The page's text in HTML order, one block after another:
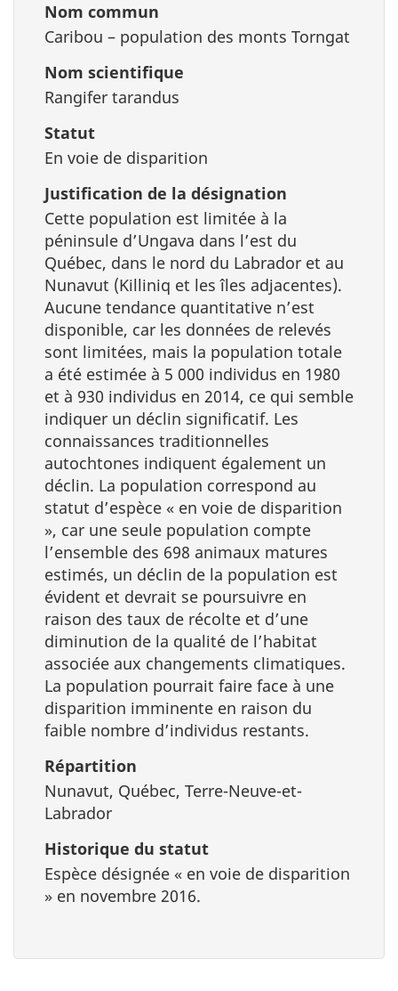
Nom commun
Caribou – population des monts Torngat
Nom scientifique
Rangifer tarandus
Statut
En voie de disparition
Justification de la désignation
Cette population est limitée à la
péninsule d’Ungava dans l’est du
Québec, dans le nord du Labrador et au
Nunavut (Killiniq et les îles adjacentes).
Aucune tendance quantitative n’est
disponible, car les données de relevés
sont limitées, mais la population totale
a été estimée à 5 000 individus en 1980
et à 930 individus en 2014, ce qui semble
indiquer un déclin significatif. Les
connaissances traditionnelles
autochtones indiquent également un
déclin. La population correspond au
statut d’espèce « en voie de disparition
», car une seule population compte
l’ensemble des 698 animaux matures
estimés, un déclin de la population est
évident et devrait se poursuivre en
raison des taux de récolte et d’une
diminution de la qualité de l’habitat
associée aux changements climatiques.
La population pourrait faire face à une
disparition imminente en raison du
faible nombre d’individus restants.
Répartition
Nunavut, Québec, Terre-Neuve-et-
Labrador
Historique du statut
Espèce désignée « en voie de disparition
» en novembre 2016.